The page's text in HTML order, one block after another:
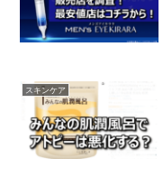
スキンケア